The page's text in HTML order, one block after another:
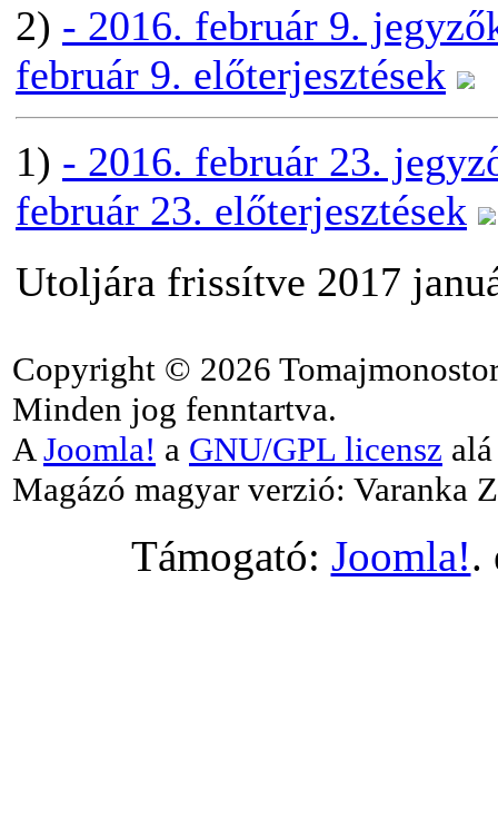
2) - 2016. február 9.
február 9. előterjesztések
1) - 2016. február 23.
február 23. előterjesztések
Utoljára frissítve 2017
Copyright © 2026
Minden jog fenntartva.
A Joomla! a GNU/GPL licensz
Magázó magyar verzió: Varanka
Támogató: Joomla!.